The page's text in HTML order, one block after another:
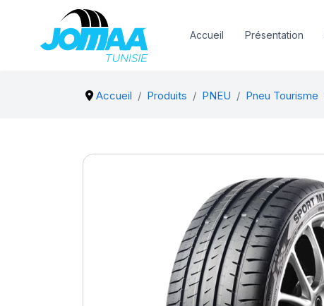
Accueil Présentation
Accueil Produits PNEU Pneu Tourisme